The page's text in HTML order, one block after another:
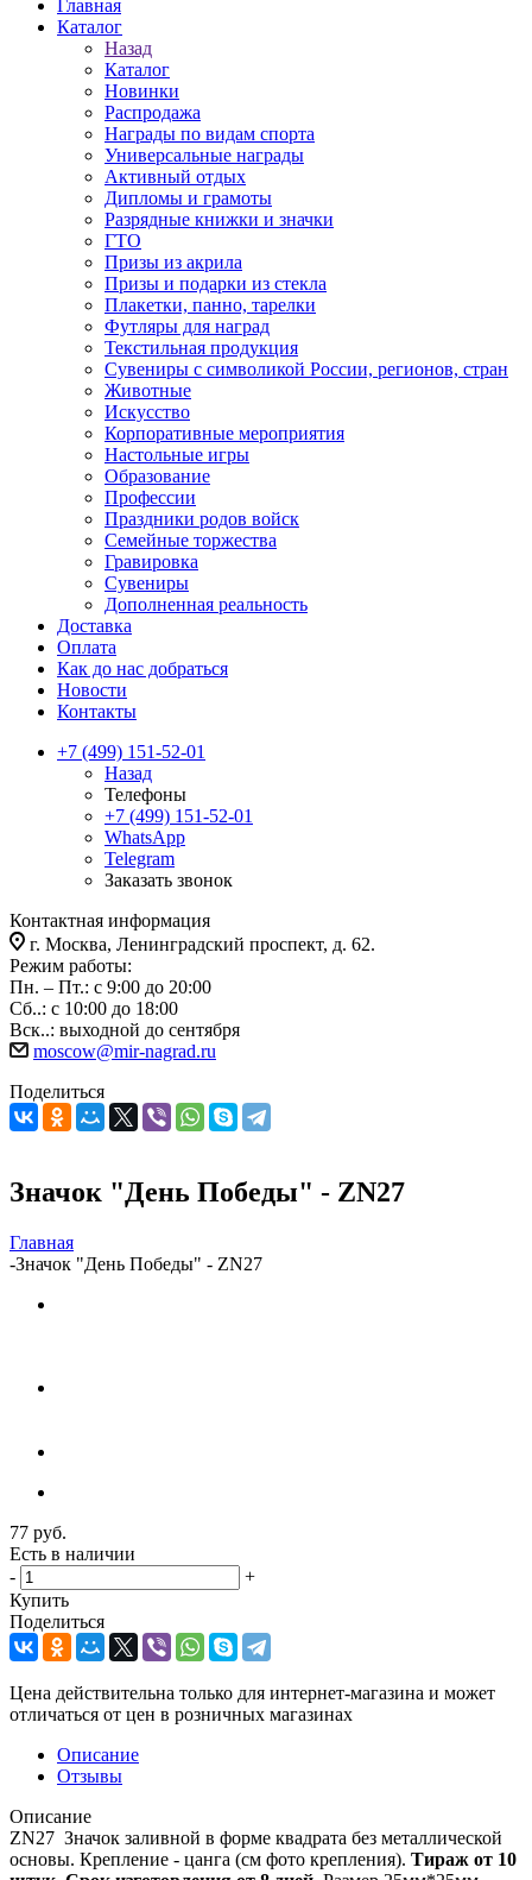
Главная
Каталог
Назад
Каталог
Новинки
Распродажа
Награды по видам спорта
Универсальные награды
Активный отдых
Дипломы и грамоты
Разрядные книжки и значки
ГТО
Призы из акрила
Призы и подарки из стекла
Плакетки, панно, тарелки
Футляры для наград
Текстильная продукция
Сувениры с символикой России, регионов, стран
Животные
Искусство
Корпоративные мероприятия
Настольные игры
Образование
Профессии
Праздники родов войск
Семейные торжества
Гравировка
Сувениры
Дополненная реальность
Доставка
Оплата
Как до нас добраться
Новости
Контакты
+7 (499) 151-52-01
Назад
Телефоны
+7 (499) 151-52-01
WhatsApp
Telegram
Заказать звонок
Контактная информация
г. Москва, Ленинградский проспект, д. 62.
Режим работы:
Пн. – Пт.: с 9:00 до 20:00
Сб..: с 10:00 до 18:00
Вск..: выходной до сентября
moscow@mir-nagrad.ru
Поделиться
Значок "День Победы" - ZN27
Главная
-Значок "День Победы" - ZN27
77 руб.
Есть в наличии
-
+
Купить
Поделиться
Цена действительна только для интернет-магазина и может
отличаться от цен в розничных магазинах
Описание
Отзывы
Описание
ZN27 Значок заливной в форме квадрата без металлической
основы. Крепление - цанга (см фото крепления). Тираж от 10